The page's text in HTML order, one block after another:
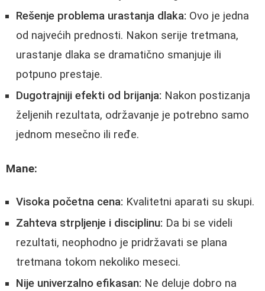
Rešenje problema urastanja dlaka: Ovo je jedna
od najvećih prednosti. Nakon serije tretmana,
urastanje dlaka se dramatično smanjuje ili
potpuno prestaje.
Dugotrajniji efekti od brijanja: Nakon postizanja
željenih rezultata, održavanje je potrebno samo
jednom mesečno ili ređe.
Mane:
Visoka početna cena: Kvalitetni aparati su skupi.
Zahteva strpljenje i disciplinu: Da bi se videli
rezultati, neophodno je pridržavati se plana
tretmana tokom nekoliko meseci.
Nije univerzalno efikasan: Ne deluje dobro na